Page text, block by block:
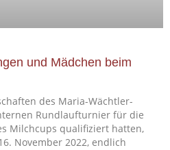
und Mädchen beim
des Maria-Wächtler-
Rundlaufturnier für die
Milchcups qualifiziert hatten,
November 2022, endlich